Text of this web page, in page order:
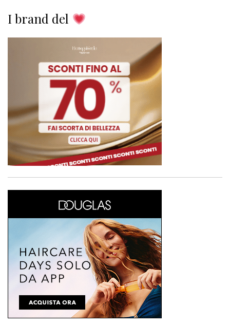
I brand del